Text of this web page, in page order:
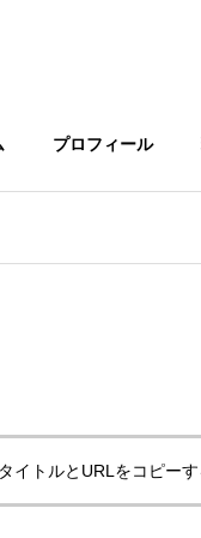
プロフィール
イトルとURLをコピーす